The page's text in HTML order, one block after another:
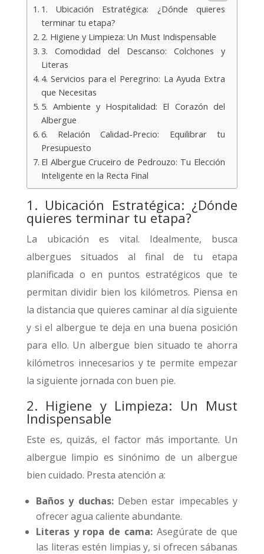
1. Ubicación Estratégica: ¿Dónde quieres
terminar tu etapa?
2. Higiene y Limpieza: Un Must Indispensable
3. Comodidad del Descanso: Colchones y
Literas
4. Servicios para el Peregrino: La Ayuda Extra
que Necesitas
5. Ambiente y Hospitalidad: El Corazón del
Albergue
6. Relación Calidad-Precio: Equilibrar tu
Presupuesto
El Albergue Cruceiro de Pedrouzo: Tu Elección
Inteligente en la Recta Final
1. Ubicación Estratégica: ¿Dónde
quieres terminar tu etapa?
La ubicación es vital. Idealmente, busca
albergues situados al final de tu etapa
planificada o en puntos estratégicos que te
permitan dividir bien los kilómetros. Piensa en
la distancia que quieres caminar al día siguiente
y si el albergue te deja en una buena posición
para ello. Un albergue bien situado te ahorra
kilómetros innecesarios y te permite empezar
la siguiente jornada con buen pie.
2. Higiene y Limpieza: Un Must
Indispensable
Este es, quizás, el factor más importante. Un
albergue limpio es sinónimo de un albergue
bien cuidado. Presta atención a:
Baños y duchas:Deben estar impecables y
ofrecer agua caliente abundante.
Literas y ropa de cama:Asegúrate de que
las literas estén limpias y, si ofrecen sábanas